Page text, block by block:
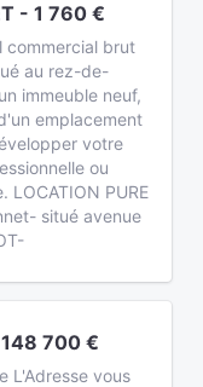
- 1 760 €
commercial brut
au rez-de-
immeuble neuf,
emplacement
votre
ou
LOCATION PURE
situé avenue
148 700 €
L'Adresse vous